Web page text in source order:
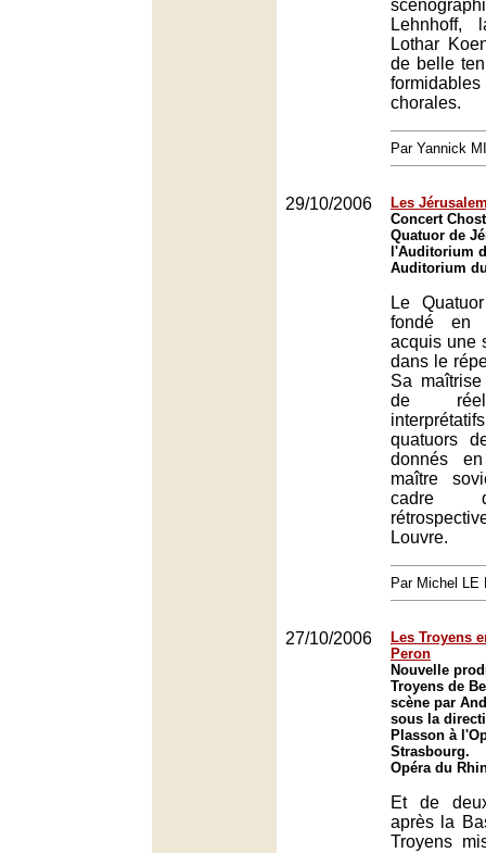
Lehnhoff,
Lothar
de belle
chorales.
Par Yannick
29/10/2006
Les
Concert
Quatuor de
l'Auditorium
Auditorium
Le
fondé en
acquis une
dans le
Sa
de
quatuors
donnés
maître
cadre
Louvre.
Par Michel LE
27/10/2006
Les Troyens
Peron
Nouvelle
Troyens de
scène par
sous la
Plasson à
Strasbourg.
Opéra du
Et de
après la
Troyens